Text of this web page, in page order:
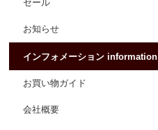
セール
お知らせ
インフォメーション information
お買い物ガイド
会社概要